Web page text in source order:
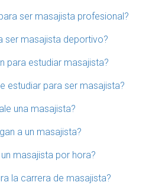
ser masajista profesional?
ser masajista deportivo?
para estudiar masajista?
estudiar para ser masajista?
una masajista?
a un masajista?
masajista por hora?
la carrera de masajista?